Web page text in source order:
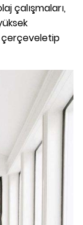
çalışmaları,
çerçeveletip